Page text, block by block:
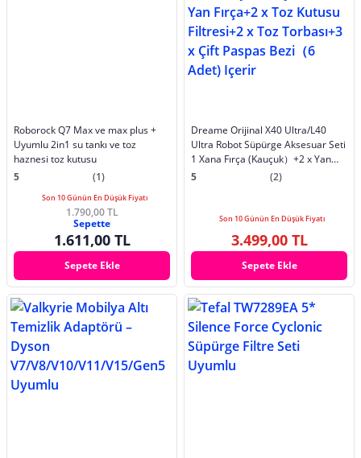
Roborock Q7 Max ve max plus +
Uyumlu 2in1 su tankı ve toz
haznesi toz kutusu
5
(1)
Son 10 Günün En Düşük Fiyatı
1.790,00 TL
Sepette
1.611,00 TL
Sepete Ekle
Dreame Orijinal X40 Ultra/L40
Ultra Robot Süpürge Aksesuar Seti
1 Xana Fırça (Kauçuk）+2 x Yan
Fırça+2 x Toz Kutusu Filtresi+2 x
5 (2)
Son 10 Günün En Düşük Fiyatı
3.499,00 TL
Sepete Ekle